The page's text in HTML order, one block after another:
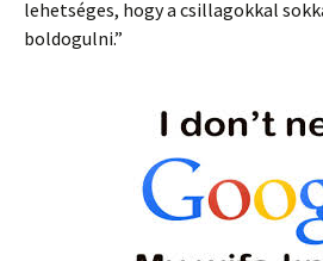
lehetséges, hogy a csillagokkal
boldogulni.”